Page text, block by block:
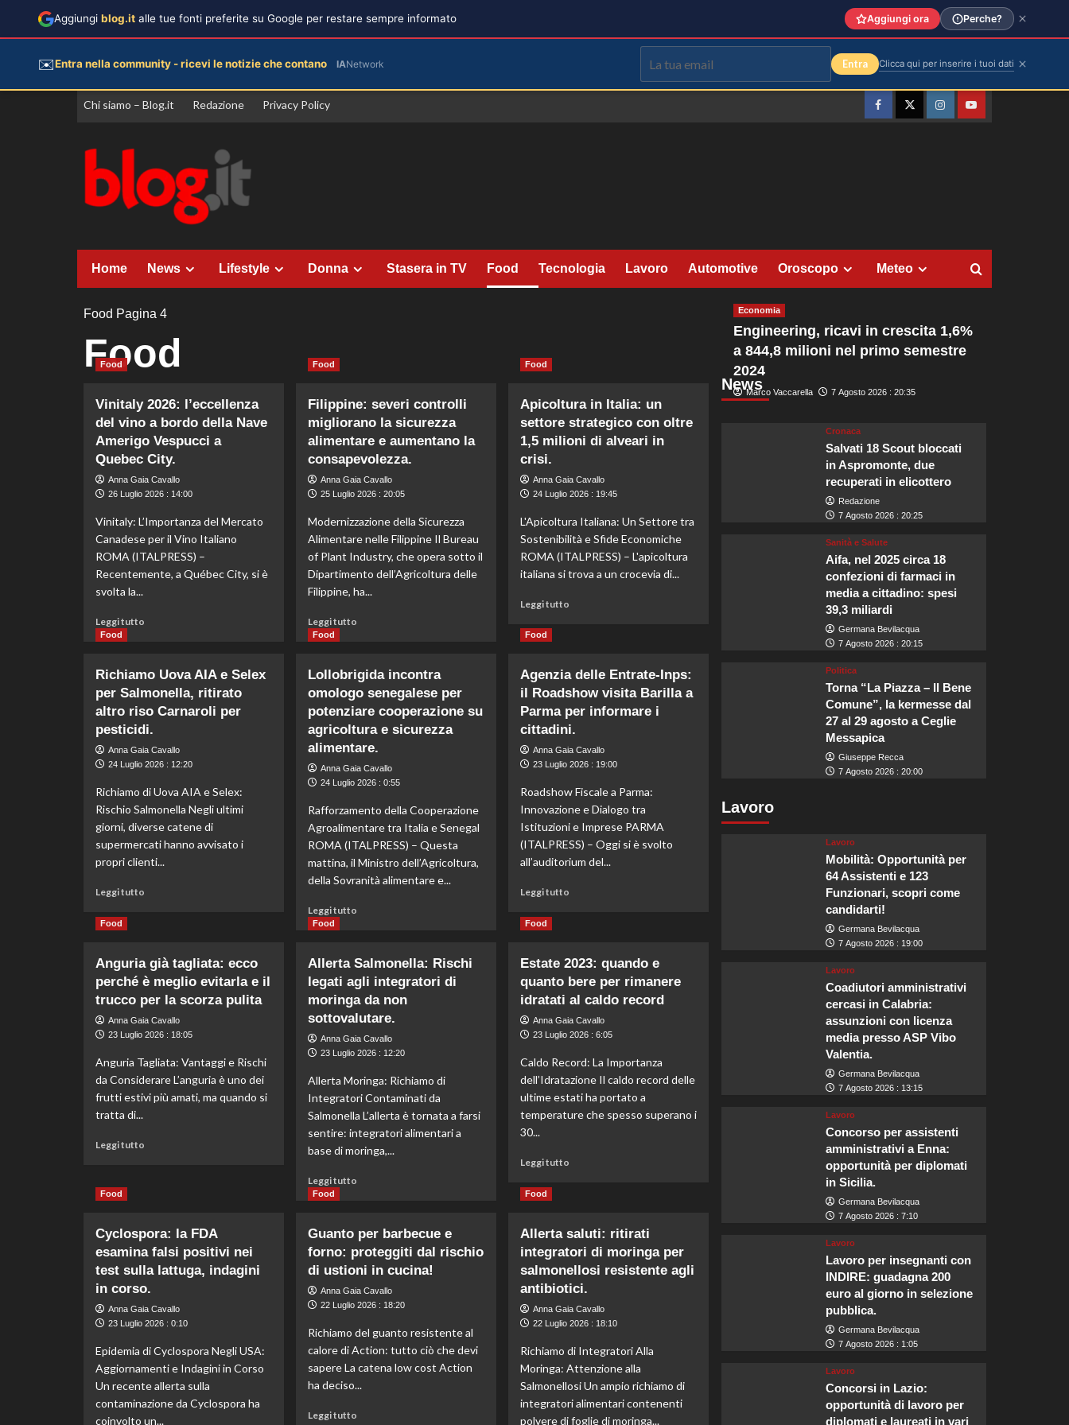
Vai
Chi siamo – Blog.it Redazione Privacy Policy
FacebookTwitterInstagramYouTube
Home News Lifestyle Donna Stasera in TV Food Tecnologia Lavoro Automotive Oroscopo Meteo
Food Pagina 4
Food
Food
Vinitaly 2026: l’eccellenza
del vino a bordo della Nave
Amerigo Vespucci a
Quebec City.
Anna Gaia Cavallo
26 Luglio 2026 : 14:00
Vinitaly: L’Importanza del Mercato
Canadese per il Vino Italiano
ROMA (ITALPRESS) –
Recentemente, a Québec City, si è
svolta la...
Leggi tuttoLeggi
Vinitaly
2026:
l’eccellenza
del
a
bordo
della
Amerigo
Vespucci
a
Quebec
Food
Filippine: severi controlli
migliorano la sicurezza
alimentare e aumentano la
consapevolezza.
Anna Gaia Cavallo
25 Luglio 2026 : 20:05
Modernizzazione della Sicurezza
Alimentare nelle Filippine Il Bureau
of Plant Industry, che opera sotto il
Dipartimento dell’Agricoltura delle
Filippine, ha...
Leggi tuttoLeggi
Filippine:
severi
controlli
migliorano
sicurezza
alimentare
e
la
consapevolezza.
Food
Apicoltura in Italia: un
settore strategico con oltre
1,5 milioni di alveari in
crisi.
Anna Gaia Cavallo
24 Luglio 2026 : 19:45
L'Apicoltura Italiana: Un Settore tra
Sostenibilità e Sfide Economiche
ROMA (ITALPRESS) – L'apicoltura
italiana si trova a un crocevia di...
Leggi tutto
in
Italia:
un
settore
strategico
con
oltre
milioni
di
alveari
in
crisi.
Food
Richiamo Uova AIA e Selex
per Salmonella, ritirato
altro riso Carnaroli per
pesticidi.
Anna Gaia Cavallo
24 Luglio 2026 : 12:20
Richiamo di Uova AIA e Selex:
Rischio Salmonella Negli ultimi
giorni, diverse catene di
supermercati hanno avvisato i
propri clienti...
Leggi tuttoLeggi
Uova
AIA
e
per
Salmonella,
ritirato
altro
riso
Carnaroli
Food
Lollobrigida incontra
omologo senegalese per
potenziare cooperazione su
agricoltura e sicurezza
alimentare.
Anna Gaia Cavallo
24 Luglio 2026 : 0:55
Rafforzamento della Cooperazione
Agroalimentare tra Italia e Senegal
ROMA (ITALPRESS) – Questa
mattina, il Ministro dell’Agricoltura,
della Sovranità alimentare e...
Leggi tuttoLeggi
Lollobrigida
incontra
omologo
senegalese
potenziare
cooperazione
su
agricoltura
e
sicurezza
alimentare.
Food
Agenzia delle Entrate-Inps:
il Roadshow visita Barilla a
Parma per informare i
cittadini.
Anna Gaia Cavallo
23 Luglio 2026 : 19:00
Roadshow Fiscale a Parma:
Innovazione e Dialogo tra
Istituzioni e Imprese PARMA
(ITALPRESS) – Oggi si è svolto
all’auditorium del...
Leggi tutto
delle
Entrate-
Inps:
Roadshow
visita
Barilla
Parma
per
informare
Food
Anguria già tagliata: ecco
perché è meglio evitarla e il
trucco per la scorza pulita
Anna Gaia Cavallo
23 Luglio 2026 : 18:05
Anguria Tagliata: Vantaggi e Rischi
da Considerare L’anguria è uno dei
frutti estivi più amati, ma quando si
tratta di...
Leggi tuttoLeggi
tagliata:
ecco
perché
è
meglio
evitarla
e
trucco
per
la
scorza
Food
Allerta Salmonella: Rischi
legati agli integratori di
moringa da non
sottovalutare.
Anna Gaia Cavallo
23 Luglio 2026 : 12:20
Allerta Moringa: Richiamo di
Integratori Contaminati da
Salmonella L’allerta è tornata a farsi
sentire: integratori alimentari a
base di moringa,...
Leggi tuttoLeggi
Allerta
Salmonella:
Rischi
agli
di
moringa
non
sottovalutare.
Food
Estate 2023: quando e
quanto bere per rimanere
idratati al caldo record
Anna Gaia Cavallo
23 Luglio 2026 : 6:05
Caldo Record: La Importanza
dell’Idratazione Il caldo record delle
ultime estati ha portato a
temperature che spesso superano i
30...
Leggi tutto
2023:
quando
e
quanto
bere
per
rimanere
al
caldo
record
Food
Cyclospora: la FDA
esamina falsi positivi nei
test sulla lattuga, indagini
in corso.
Anna Gaia Cavallo
23 Luglio 2026 : 0:10
Epidemia di Cyclospora Negli USA:
Aggiornamenti e Indagini in Corso
Un recente allerta sulla
contaminazione da Cyclospora ha
coinvolto un...
Food
Guanto per barbecue e
forno: proteggiti dal rischio
di ustioni in cucina!
Anna Gaia Cavallo
22 Luglio 2026 : 18:20
Richiamo del guanto resistente al
calore di Action: tutto ciò che devi
sapere La catena low cost Action
ha deciso...
Leggi tuttoLeggi
Food
Allerta saluti: ritirati
integratori di moringa per
salmonellosi resistente agli
antibiotici.
Anna Gaia Cavallo
22 Luglio 2026 : 18:10
Richiamo di Integratori Alla
Moringa: Attenzione alla
Salmonellosi Un ampio richiamo di
integratori alimentari contenenti
polvere di foglie di moringa...
News
Economia
Engineering, ricavi in crescita 1,6%
a 844,8 milioni nel primo semestre
2024
Marco Vaccarella 7 Agosto 2026 : 20:35
Cronaca
Salvati 18 Scout bloccati
in Aspromonte, due
recuperati in elicottero
Redazione
7 Agosto 2026 : 20:25
Sanità e Salute
Aifa, nel 2025 circa 18
confezioni di farmaci in
media a cittadino: spesi
39,3 miliardi
Germana Bevilacqua
7 Agosto 2026 : 20:15
Politica
Torna “La Piazza – Il Bene
Comune”, la kermesse dal
27 al 29 agosto a Ceglie
Messapica
Giuseppe Recca
7 Agosto 2026 : 20:00
Lavoro
Lavoro
Mobilità: Opportunità per
64 Assistenti e 123
Funzionari, scopri come
candidarti!
Germana Bevilacqua
7 Agosto 2026 : 19:00
Lavoro
Coadiutori amministrativi
cercasi in Calabria:
assunzioni con licenza
media presso ASP Vibo
Valentia.
Germana Bevilacqua
7 Agosto 2026 : 13:15
Lavoro
Concorso per assistenti
amministrativi a Enna:
opportunità per diplomati
in Sicilia.
Germana Bevilacqua
7 Agosto 2026 : 7:10
Lavoro
Lavoro per insegnanti con
INDIRE: guadagna 200
euro al giorno in selezione
pubblica.
Germana Bevilacqua
7 Agosto 2026 : 1:05
Lavoro
Concorsi in Lazio:
opportunità di lavoro per
diplomati e laureati in vari
Aggiungi blog.it alle tue fonti preferite su Google per restare sempre informato Aggiungi ora Perche?
✉️Entra nella community - ricevi le notizie che contano IANetwork Entra Clicca qui per inserire i tuoi dati